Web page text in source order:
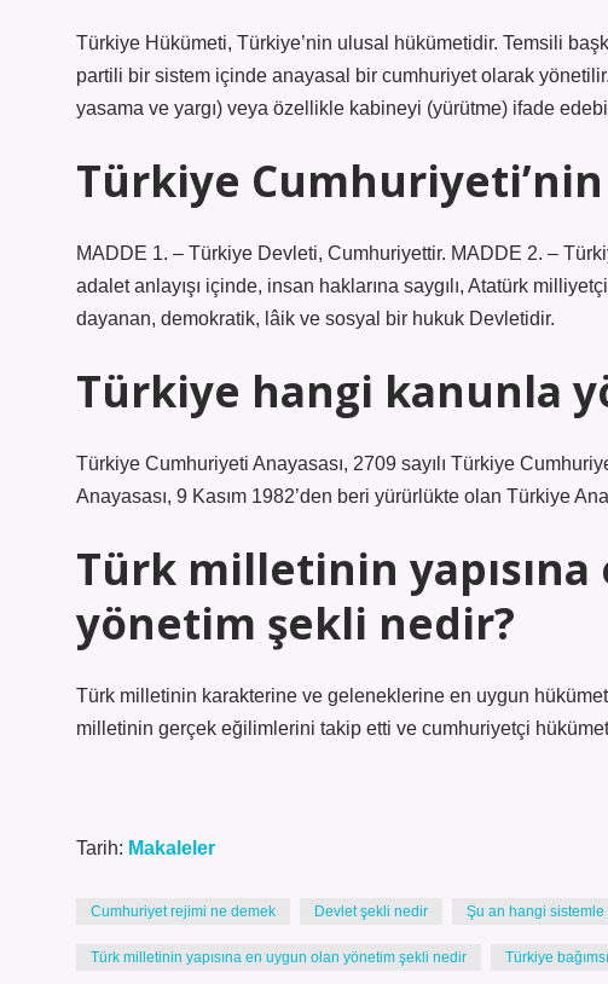
Türkiye Hükümeti, Türkiye’nin ulusal hükümetidir. Temsili
partili bir sistem içinde anayasal bir cumhuriyet olarak yönetilir.
yasama ve yargı) veya özellikle kabineyi (yürütme) ifade
Türkiye Cumhuriyeti’nin
MADDE 1. – Türkiye Devleti, Cumhuriyettir. MADDE 2. –
adalet anlayışı içinde, insan haklarına saygılı, Atatürk
dayanan, demokratik, lâik ve sosyal bir hukuk Devletidir.
Türkiye hangi kanunla
Türkiye Cumhuriyeti Anayasası, 2709 sayılı Türkiye
Anayasası, 9 Kasım 1982’den beri yürürlükte olan Türkiye
Türk milletinin
yönetim şekli nedir?
Türk milletinin karakterine ve geleneklerine en uygun
milletinin gerçek eğilimlerini takip etti ve cumhuriyetçi
Tarih: Makaleler
Cumhuriyet rejimi ne demek Devlet şekli nedir Şu an hangi
Türk milletinin yapısına en uygun olan yönetim şekli nedir Türkiye